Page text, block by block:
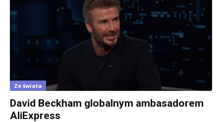
Ze świata
David Beckham globalnym ambasadorem
AliExpress